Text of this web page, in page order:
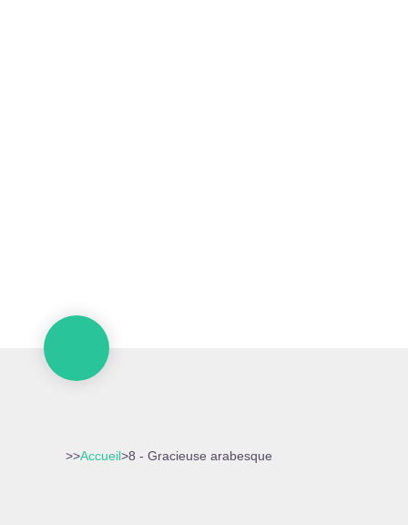
>>Accueil>8 - Gracieuse arabesque